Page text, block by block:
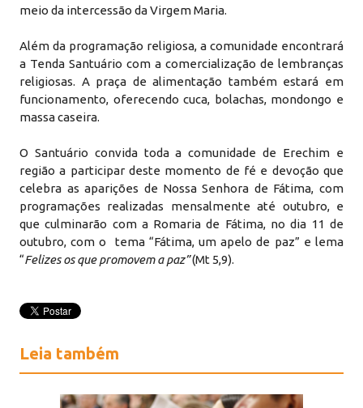
meio da intercessão da Virgem Maria.
Além da programação religiosa, a comunidade encontrará
a Tenda Santuário com a comercialização de lembranças
religiosas. A praça de alimentação também estará em
funcionamento, oferecendo cuca, bolachas, mondongo e
massa caseira.
O Santuário convida toda a comunidade de Erechim e
região a participar deste momento de fé e devoção que
celebra as aparições de Nossa Senhora de Fátima, com
programações realizadas mensalmente até outubro, e
que culminarão com a Romaria de Fátima, no dia 11 de
outubro, com o tema “Fátima, um apelo de paz” e lema
“Felizes os que promovem a paz”(Mt 5,9).
Leia também